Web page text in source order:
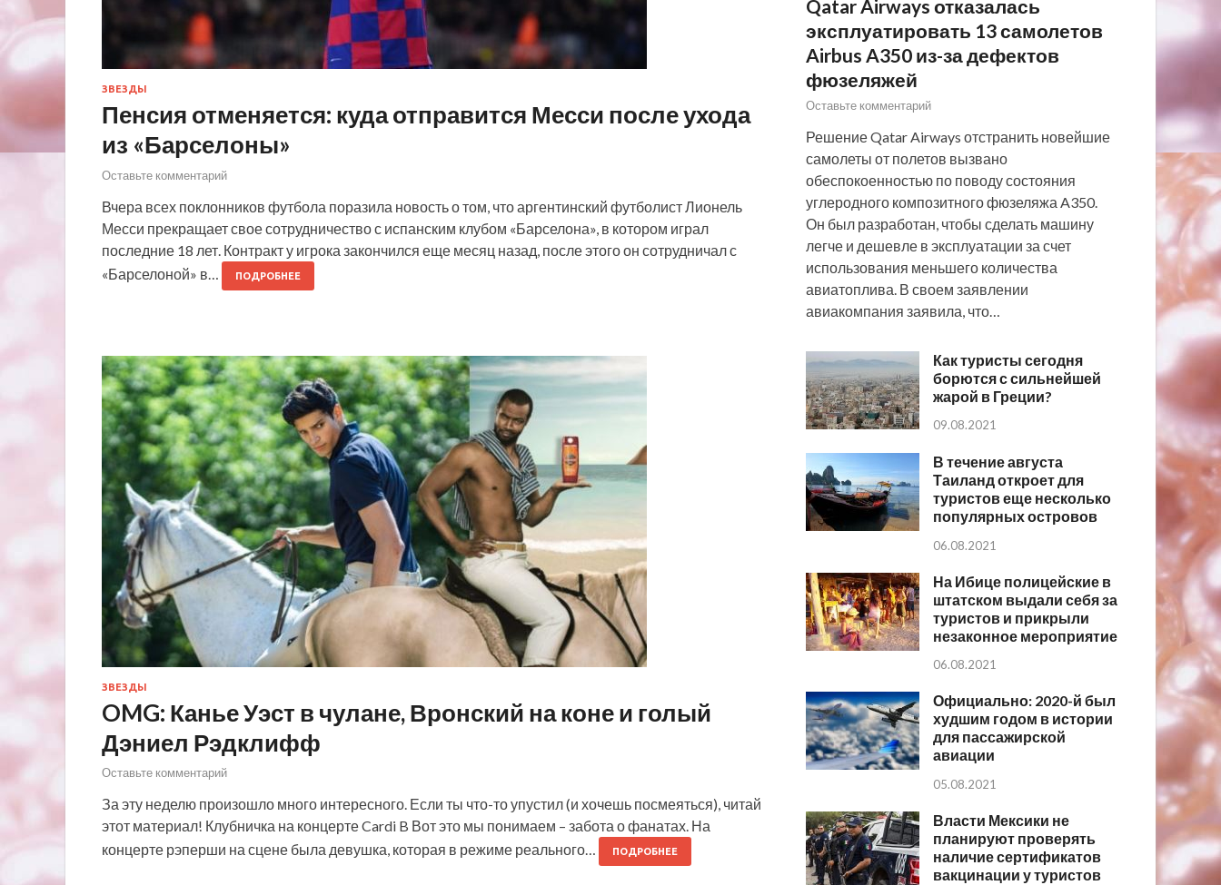
ЗВЕЗДЫ
Пенсия отменяется: куда отправится Месси после ухода
из «Барселоны»
Оставьте комментарий
Вчера всех поклонников футбола поразила новость о том, что аргентинский футболист Лионель
Месси прекращает свое сотрудничество с испанским клубом «Барселона», в котором играл
последние 18 лет. Контракт у игрока закончился еще месяц назад, после этого он сотрудничал с
«Барселоной» в…
ПОДРОБНЕЕ
ЗВЕЗДЫ
OMG: Канье Уэст в чулане, Вронский на коне и голый
Дэниел Рэдклифф
Оставьте комментарий
За эту неделю произошло много интересного. Если ты что-то упустил (и хочешь посмеяться), читай
этот материал! Клубничка на концерте Cardi B Вот это мы понимаем – забота о фанатах. На
концерте рэперши на сцене была девушка, которая в режиме реального…
ПОДРОБНЕЕ
Qatar Airways отказалась
эксплуатировать 13 самолетов
Airbus A350 из-за дефектов
фюзеляжей
Оставьте комментарий
Решение Qatar Airways отстранить новейшие
самолеты от полетов вызвано
обеспокоенностью по поводу состояния
углеродного композитного фюзеляжа A350.
Он был разработан, чтобы сделать машину
легче и дешевле в эксплуатации за счет
использования меньшего количества
авиатоплива. В своем заявлении
авиакомпания заявила, что…
Как туристы сегодня
борются с сильнейшей
жарой в Греции?
09.08.2021
В течение августа
Таиланд откроет для
туристов еще несколько
популярных островов
06.08.2021
На Ибице полицейские в
штатском выдали себя за
туристов и прикрыли
незаконное мероприятие
06.08.2021
Официально: 2020-й был
худшим годом в истории
для пассажирской
авиации
05.08.2021
Власти Мексики не
планируют проверять
наличие сертификатов
вакцинации у туристов